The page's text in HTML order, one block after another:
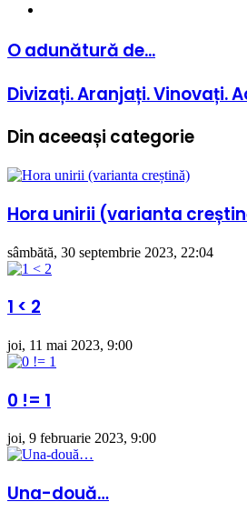
O
adunătură
O adunătură de...
Divizați.
Aranjați.
Acuzați.
Divizați. Aranjați. Vinovați.
Din aceeași categorie
Hora unirii (varianta
sâmbătă, 30 septembrie 2023, 22:04
1 < 2
joi, 11 mai 2023, 9:00
0 != 1
joi, 9 februarie 2023, 9:00
Una-două…